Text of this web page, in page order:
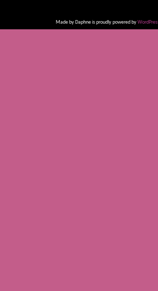
Made by Daphne is proudly powered by